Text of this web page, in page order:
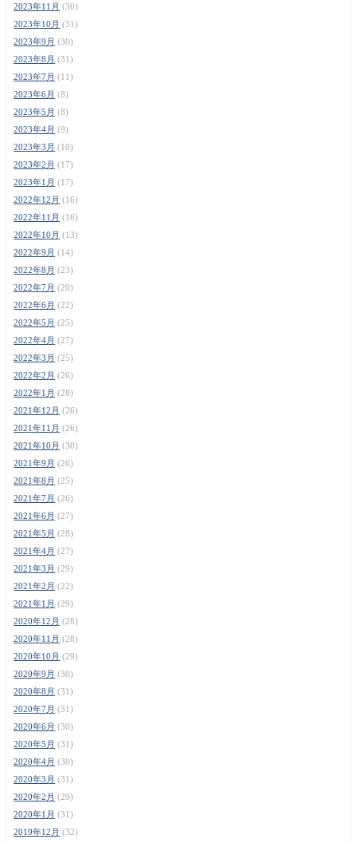
2023年11月 (30)
2023年10月 (31)
2023年9月 (30)
2023年8月 (31)
2023年7月 (11)
2023年6月 (8)
2023年5月 (8)
2023年4月 (9)
2023年3月 (10)
2023年2月 (17)
2023年1月 (17)
2022年12月 (16)
2022年11月 (16)
2022年10月 (13)
2022年9月 (14)
2022年8月 (23)
2022年7月 (20)
2022年6月 (22)
2022年5月 (25)
2022年4月 (27)
2022年3月 (25)
2022年2月 (26)
2022年1月 (28)
2021年12月 (26)
2021年11月 (26)
2021年10月 (30)
2021年9月 (26)
2021年8月 (25)
2021年7月 (26)
2021年6月 (27)
2021年5月 (28)
2021年4月 (27)
2021年3月 (29)
2021年2月 (22)
2021年1月 (29)
2020年12月 (28)
2020年11月 (28)
2020年10月 (29)
2020年9月 (30)
2020年8月 (31)
2020年7月 (31)
2020年6月 (30)
2020年5月 (31)
2020年4月 (30)
2020年3月 (31)
2020年2月 (29)
2020年1月 (31)
2019年12月 (32)